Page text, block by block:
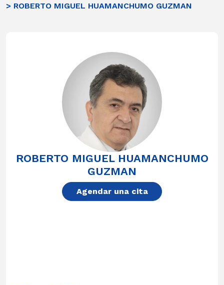
> ROBERTO MIGUEL HUAMANCHUMO GUZMAN
ROBERTO MIGUEL HUAMANCHUMO
GUZMAN
Agendar una cita